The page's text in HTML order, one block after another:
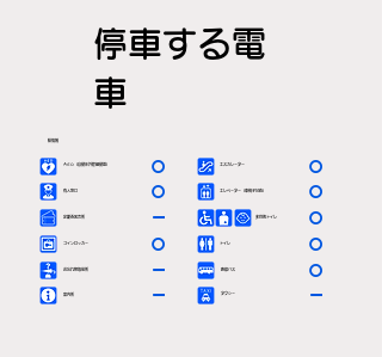
停車する電
車
駅情報
ＡＥＤ（自動体外除細動器）
有人窓口
定期券発売所
エスカレーター
エレベーター（車椅子対応）
多目的トイレ
〇
〇
ー
〇
〇
〇
コインロッカー トイレ
〇 〇
お忘れ物取扱所 ー
案内所 ー タクシー ー
路線バス 〇